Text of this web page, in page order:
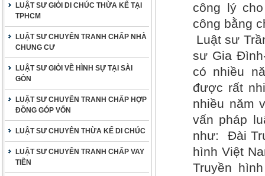
LUẬT SƯ GIỎI DI CHÚC THỪA KẾ TẠI
TPHCM
LUẬT SƯ CHUYÊN TRANH CHẤP NHÀ
CHUNG CƯ
LUẬT SƯ GIỎI VỀ HÌNH SỰ TẠI SÀI
GÒN
LUẬT SƯ CHUYÊN TRANH CHẤP HỢP
ĐỒNG GÓP VỐN
LUẬT SƯ CHUYÊN THỪA KẾ DI CHÚC
LUẬT SƯ CHUYÊN TRANH CHẤP VAY
TIỀN
công lý
công bằng
Luật sư
sư Gia
có nhiều
được rất
nhiều năm
vấn pháp
như: Đài
hình Việt
Truyền